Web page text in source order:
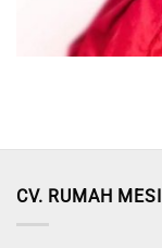
CV. RUMAH